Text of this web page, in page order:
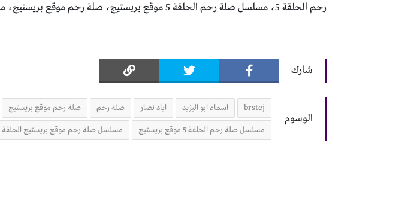
رحم الحلقة 5، مسلسل صلة رحم الحلقة 5 موقع بريستيج، صلة رحم موقع بريستيج، مسلسل صلة رحم موقع بريستيج الحلقة 5
شارك
الوسوم
brstej اسماء ابو اليزيد اياد نصار صلة رحم صلة رحم موقع بريستيج
مسلسل صلة رحم الحلقة 5 موقع بريستيج مسلسل صلة رحم موقع بريستيج الحلقة 5